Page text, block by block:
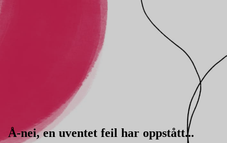
Å-nei, en uventet feil har oppstått...